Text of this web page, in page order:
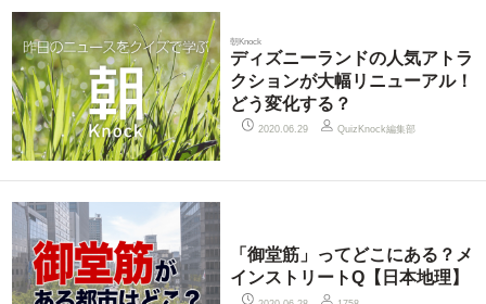
朝Knock
ディズニーランドの人気アトラ
クションが大幅リニューアル！
どう変化する？
2020.06.29 QuizKnock編集部
「御堂筋」ってどこにある？メ
インストリートQ【日本地理】